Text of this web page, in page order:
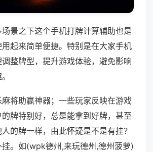
景之下这个手机打牌计算辅助也是
起来简单便捷。特别是在大家手机
整牌型，提升游戏体验，避免影响
将助赢神器；一些玩家反映在游戏
牌特别好，总是能拿到好牌，甚至
的牌一样，由此怀疑是不是有挂？
。如(wpk德州,来玩德州,德州菠萝)